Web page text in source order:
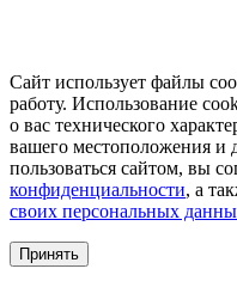
Сайт использует файлы
работу. Использование
о вас технического
вашего местоположения
пользоваться сайтом, вы
конфиденциальности, а
своих персональных
Принять